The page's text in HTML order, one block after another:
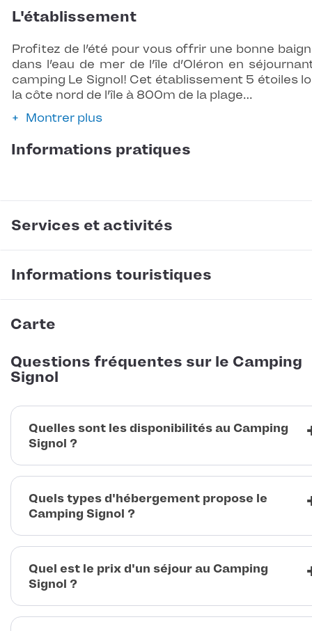
L'établissement
Profitez de l’été pour vous offrir une bonne
dans l’eau de mer de l’île d’Oléron en
camping Le Signol! Cet établissement 5 étoiles
la côte nord de l’île à 800m de la plage…
Montrer plus
Informations pratiques
Services et activités
Informations touristiques
Carte
Questions fréquentes sur le Camping
Signol
Quelles sont les disponibilités au Camping
Signol ?
Quels types d'hébergement propose le
Camping Signol ?
Quel est le prix d'un séjour au Camping
Signol ?